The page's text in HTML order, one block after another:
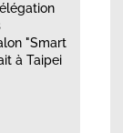
"Smart
à Taipei